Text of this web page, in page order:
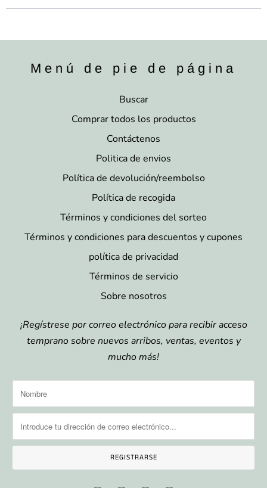
Menú de pie de página
Buscar
Comprar todos los productos
Contáctenos
Politica de envios
Política de devolución/reembolso
Política de recogida
Términos y condiciones del sorteo
Términos y condiciones para descuentos y cupones
política de privacidad
Términos de servicio
Sobre nosotros
¡Regístrese por correo electrónico para recibir acceso
temprano sobre nuevos arribos, ventas, eventos y
mucho más!